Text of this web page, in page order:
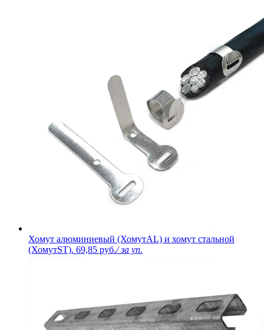
Хомут алюминиевый (ХомутAL) и хомут стальной
(ХомутST). 69,85 руб./ за уп.